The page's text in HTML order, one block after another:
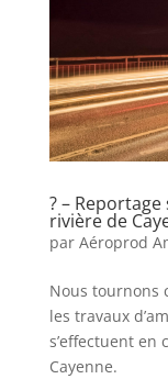
? –
rivière de
par Aéroprod
Nous tournons
les travaux
s’effectuent en
Cayenne.